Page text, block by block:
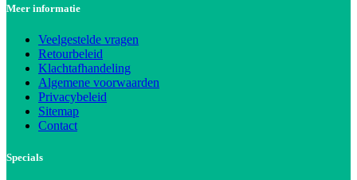
Meer informatie
Veelgestelde vragen
Retourbeleid
Klachtafhandeling
Algemene voorwaarden
Privacybeleid
Sitemap
Contact
Specials